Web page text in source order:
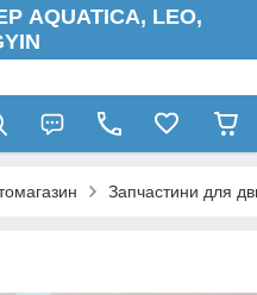
AQUATICA, LEO,
Запчастини для